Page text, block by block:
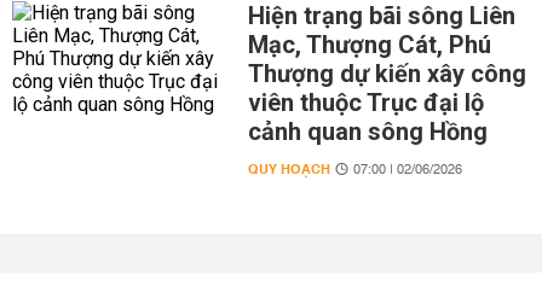
Hiện trạng bãi sông Liên
Mạc, Thượng Cát, Phú
Thượng dự kiến xây công
viên thuộc Trục đại lộ
cảnh quan sông Hồng
QUY HOẠCH 07:00 | 02/06/2026